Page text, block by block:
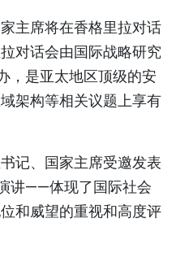
主席将在香格里拉对话
对话会由国际战略研究
，是亚太地区顶级的安
架构等相关议题上享有
记、国家主席受邀发表
讲——体现了国际社会
和威望的重视和高度评